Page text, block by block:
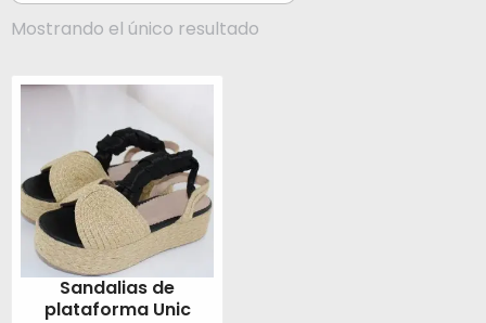
Mostrando el único resultado
Sandalias de
plataforma Unic